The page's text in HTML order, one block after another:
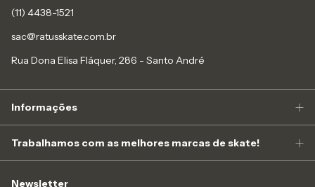
(11) 4438-1521
sac@ratusskate.com.br
Rua Dona Elisa Fláquer, 286 - Santo André
Informações
Trabalhamos com as melhores marcas de skate!
Newsletter